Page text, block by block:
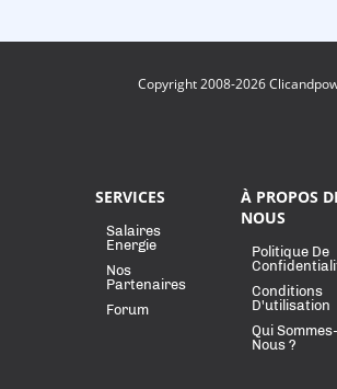
Copyright 2008-2026
SERVICES
Salaires
Energie
Nos
Partenaires
Forum
À PROPOS
NOUS
Politique De
Conditions
D'utilisation
Qui Sommes-
Nous ?